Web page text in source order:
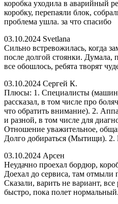
коробка уходила в аварийный
коробку, перепаяли блок,
проблема ушла. за что спасибо
03.10.2024 Svetlana
Сильно встревожилась, когда
после долгой стоянки.
все обошлось, ребята творят
03.10.2024 Сергей К.
Плюсы: 1. Специалисты
рассказал, в том числе про
что обратить внимание). 2.
и разной, в том числе для
Отношение уважительное,
Долго добираться (Мытищи). 2.
03.10.2024 Арсен
Неудачно проехал бордюр,
Доехал до сервиса, там
Сказали, варить не вариант,
быстро, пока полет нормальный.